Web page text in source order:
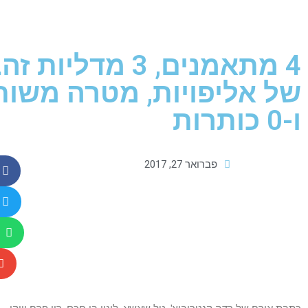
4 מתאמנים, 3
של אליפויות, מטרה
ו-0 כותרות
פברואר 27, 2017